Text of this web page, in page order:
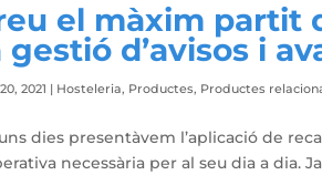
el màxim partit
gestió d’avisos i
2021 | Hosteleria, Productes, Productes
dies presentàvem l’aplicació de
necessària per al seu dia a dia.